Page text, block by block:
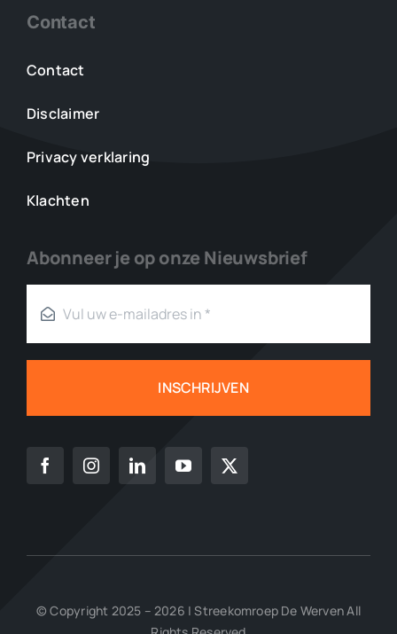
Contact
Contact
Disclaimer
Privacy verklaring
Klachten
Abonneer je op onze Nieuwsbrief
INSCHRIJVEN
© Copyright 2025 – 2026 | Streekomroep De Werven All